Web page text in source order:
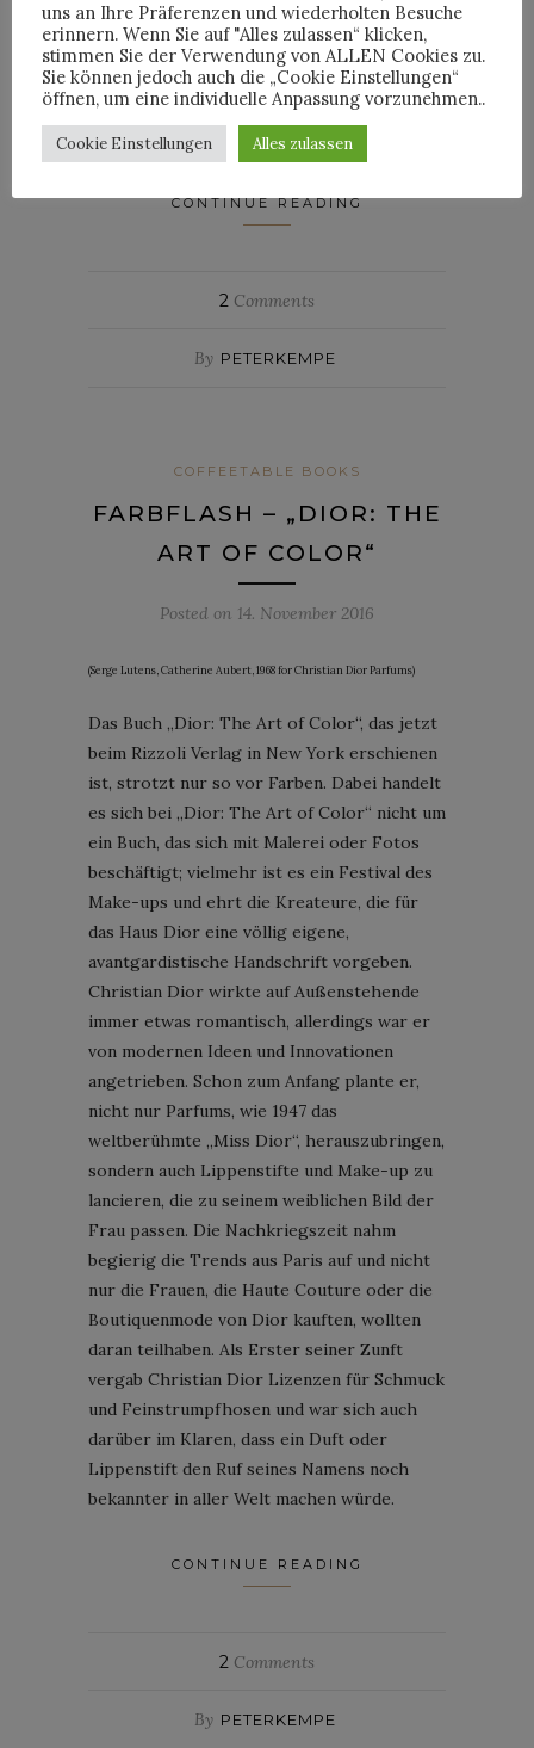
prägt und viele Nachahmer gefunden hat. Es
geht um die pflegende Kosmetik, wie sie
heute existiert und die vor genau 90 Jahren
durch die Modeschöpferin Gabrielle ‚Coco‘
Chanel revolutioniert wurde.
CONTINUE READING
2 Comments
By PETERKEMPE
COFFEETABLE BOOKS
FARBFLASH – „DIOR: THE
ART OF COLOR“
Posted on 14. November 2016
(Serge Lutens, Catherine Aubert, 1968 for Christian Dior Parfums)
Das Buch „Dior: The Art of Color“, das jetzt
beim Rizzoli Verlag in New York erschienen
ist, strotzt nur so vor Farben. Dabei handelt
es sich bei „Dior: The Art of Color“ nicht um
ein Buch, das sich mit Malerei oder Fotos
beschäftigt; vielmehr ist es ein Festival des
Make-ups und ehrt die Kreateure, die für
das Haus Dior eine völlig eigene,
avantgardistische Handschrift vorgeben.
Christian Dior wirkte auf Außenstehende
immer etwas romantisch, allerdings war er
von modernen Ideen und Innovationen
angetrieben. Schon zum Anfang plante er,
nicht nur Parfums, wie 1947 das
weltberühmte „Miss Dior“, herauszubringen,
sondern auch Lippenstifte und Make-up zu
lancieren, die zu seinem weiblichen Bild der
Frau passen. Die Nachkriegszeit nahm
begierig die Trends aus Paris auf und nicht
nur die Frauen, die Haute Couture oder die
Boutiquenmode von Dior kauften, wollten
daran teilhaben. Als Erster seiner Zunft
vergab Christian Dior Lizenzen für Schmuck
und Feinstrumpfhosen und war sich auch
darüber im Klaren, dass ein Duft oder
Lippenstift den Ruf seines Namens noch
bekannter in aller Welt machen würde.
CONTINUE READING
2 Comments
By PETERKEMPE
uns an Ihre Präferenzen und wiederholten Besuche
erinnern. Wenn Sie auf "Alles zulassen“ klicken,
stimmen Sie der Verwendung von ALLEN Cookies zu.
Sie können jedoch auch die „Cookie Einstellungen“
öffnen, um eine individuelle Anpassung vorzunehmen..
Cookie Einstellungen Alles zulassen